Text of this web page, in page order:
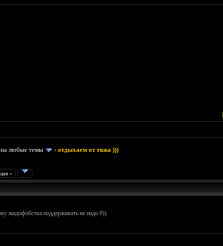
на любые темы ›отдыхаем от тяжа )))
»
жидофобства поддерживать не надо 0))